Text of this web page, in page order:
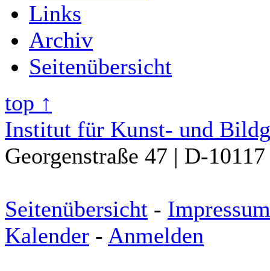
Links
Archiv
Seitenübersicht
top ↑
Institut für Kunst- und
Georgenstraße 47 | D-
Seitenübersicht - Impressum
Kalender - Anmelden